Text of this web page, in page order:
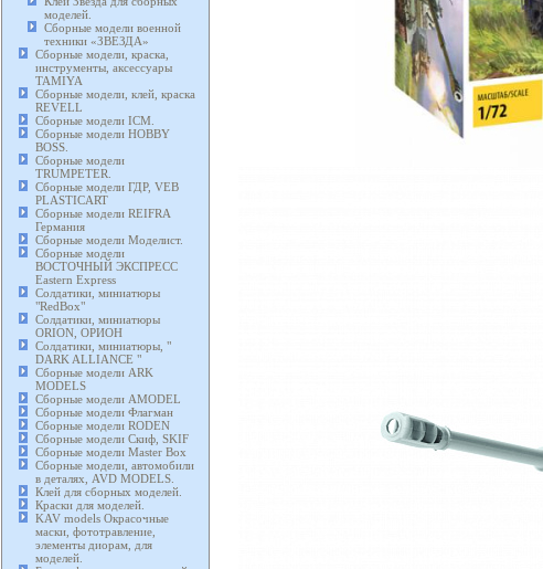
моделей.
Сборные модели военной
техники «ЗВЕЗДА»
Сборные модели, краска,
инструменты, аксессуары
TAMIYA
Сборные модели, клей, краска
REVELL
Сборные модели ICM.
Сборные модели HOBBY
BOSS.
Сборные модели
TRUMPETER.
Сборные модели ГДР, VEB
PLASTICART
Сборные модели REIFRA
Германия
Сборные модели Моделист.
Сборные модели
ВОСТОЧНЫЙ ЭКСПРЕСС
Eastern Express
Солдатики, миниатюры
"RedBox"
Солдатики, миниатюры
ORION, ОРИОН
Солдатики, миниатюры, "
DARK ALLIANCE "
Сборные модели ARK
MODELS
Сборные модели AMODEL
Сборные модели Флагман
Сборные модели RODEN
Сборные модели Скиф, SKIF
Сборные модели Master Box
Сборные модели, автомобили
в деталях, AVD MODELS.
Клей для сборных моделей.
Краски для моделей.
KAV models Окрасочные
маски, фототравление,
элементы диорам, для
моделей.